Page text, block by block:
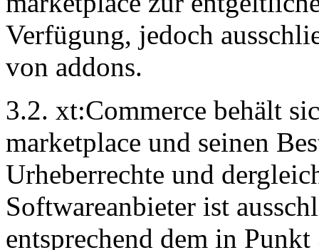
Verfügung, jedoch
von addons.
3.2. xt:Commerce behält
marketplace und seinen
Urheberrechte und
Softwareanbieter ist
entsprechend dem in